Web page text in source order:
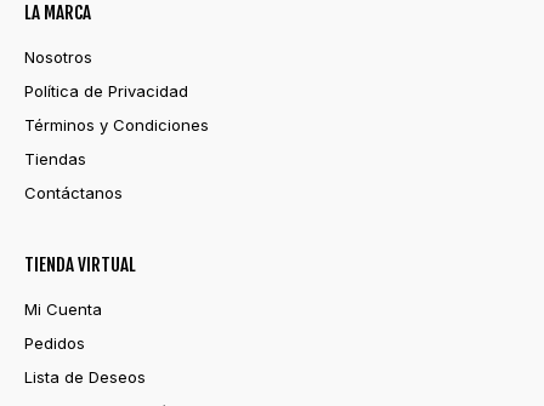
LA MARCA
Nosotros
Política de Privacidad
Términos y Condiciones
Tiendas
Contáctanos
TIENDA VIRTUAL
Mi Cuenta
Pedidos
Lista de Deseos